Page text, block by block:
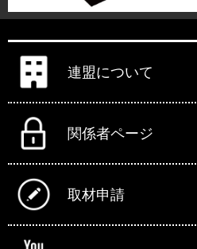
連盟について
関係者ページ
取材申請